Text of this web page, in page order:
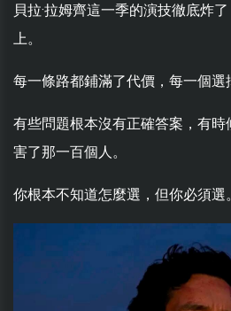
貝拉·拉姆齊這一季的演技徹底炸
上。
每一條路都鋪滿了代價，每一個選
有些問題根本沒有正確答案，有
害了那一百個人。
你根本不知道怎麼選，但你必須選。